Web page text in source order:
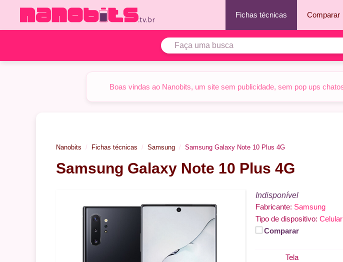
o
Fichas técnicas Comparar
Boas vindas ao Nanobits, um site sem publicidade, sem pop ups
Nanobits Fichas técnicas Samsung Samsung Galaxy Note 10 Plus 4G
Samsung Galaxy Note 10 Plus 4G
Indisponível
Fabricante: Samsung
Tipo de dispositivo: Celular
Comparar
Tela